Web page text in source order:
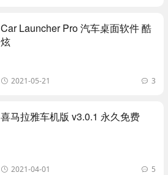
Car Launcher Pro 汽车桌面软件 酷
炫
2021-05-21 3
喜马拉雅车机版 v3.0.1 永久免费
2021-04-01 5